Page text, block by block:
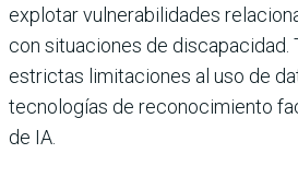
explotar vulnerabilidades
con situaciones de discapacidad.
estrictas limitaciones al uso de
tecnologías de reconocimiento
de IA.